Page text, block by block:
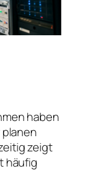
haben
zeigt
häufig